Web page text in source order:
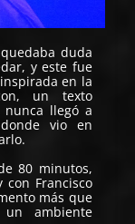
duda
y este fue
en la
un texto
nunca llegó a
vio en
80 minutos,
Francisco
más que
ambiente